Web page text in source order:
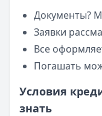
Категория:МФО
Читать новость
Смс о «одобренном
Кратко:Пришло СМС
Категория:МФО
Читать новость
Документы?
Заявки
Все
Погашать
Условия
знать